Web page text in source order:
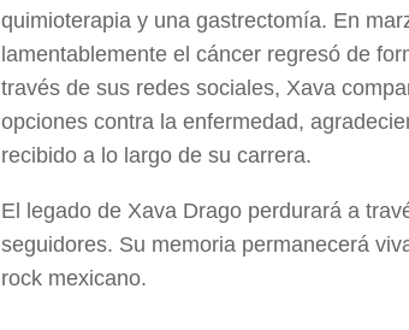
quimioterapia y una gastrectomía. En
lamentablemente el cáncer regresó de
través de sus redes sociales, Xava
opciones contra la enfermedad,
recibido a lo largo de su carrera.
El legado de Xava Drago perdurará a
seguidores. Su memoria permanecerá
rock mexicano.